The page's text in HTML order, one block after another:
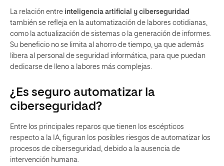
La relación entre inteligencia artificial y ciberseguridad
también se refleja en la automatización de labores cotidianas,
como la actualización de sistemas o la generación de informes.
Su beneficio no se limita al ahorro de tiempo, ya que además
libera al personal de seguridad informática, para que puedan
dedicarse de lleno a labores más complejas.
¿Es seguro automatizar la
ciberseguridad?
Entre los principales reparos que tienen los escépticos
respecto a la IA, figuran los posibles riesgos de automatizar los
procesos de ciberseguridad, debido a la ausencia de
intervención humana.